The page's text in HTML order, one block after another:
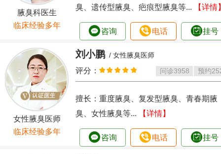
腋臭科医生
临床经验多年
臭、遗传型腋臭、疤痕型腋臭等... 【详情
咨询 电话 挂号
女性腋臭医师
临床经验多年
刘小鹏 / 女性腋臭医师
评分： 问诊3958 预约
擅长：重度腋臭、复发型腋臭、青春期腋
臭、女性腋臭等...
【详情】
咨询 电话 挂号